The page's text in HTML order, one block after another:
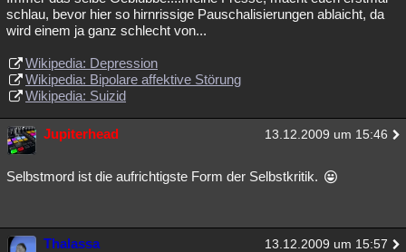
schlau, bevor hier so hirnrissige Pauschalisierungen ablaicht, da
wird einem ja ganz schlecht von...
Wikipedia: Depression
Wikipedia: Bipolare affektive Störung
Wikipedia: Suizid
Jupiterhead 13.12.2009 um 15:46
Selbstmord ist die aufrichtigste Form der Selbstkritik.
Thalassa 13.12.2009 um 15:57